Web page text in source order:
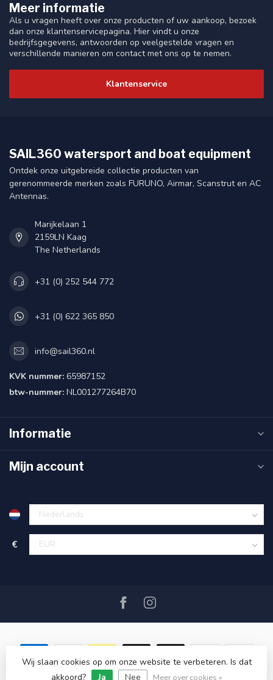
Meer informatie
Als u vragen heeft over onze producten of uw aankoop, bezoek
dan onze klantenservicepagina. Hier vindt u onze
bedrijfsgegevens, antwoorden op veelgestelde vragen en
verschillende manieren om contact met ons op te nemen.
Klantenservice
SAIL360 watersport and boat equipment
Ontdek onze uitgebreide collectie producten van
gerenommeerde merken zoals FURUNO, Airmar, Scanstrut en AC
Antennas.
Marijkelaan 1
2159LN Kaag
The Netherlands
+31 (0) 252 544 772
+31 (0) 622 365 850
info@sail360.nl
KVK nummer: 65987152
btw-nummer: NL001277264B70
Informatie
Mijn account
€
© Copyright 2026 SAIL360 watersport and boat equipment
Wij slaan cookies op om onze website te verbeteren. Is dat
akkoord?
Ja Nee Meer over cookies »